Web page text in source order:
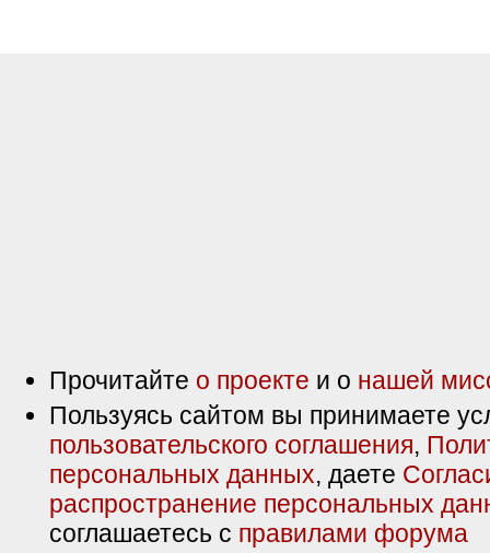
Прочитайте о проекте и о нашей
Пользуясь сайтом вы принимаете
пользовательского соглашения,
персональных данных, даете
распространение персональных
соглашаетесь с правилами форума